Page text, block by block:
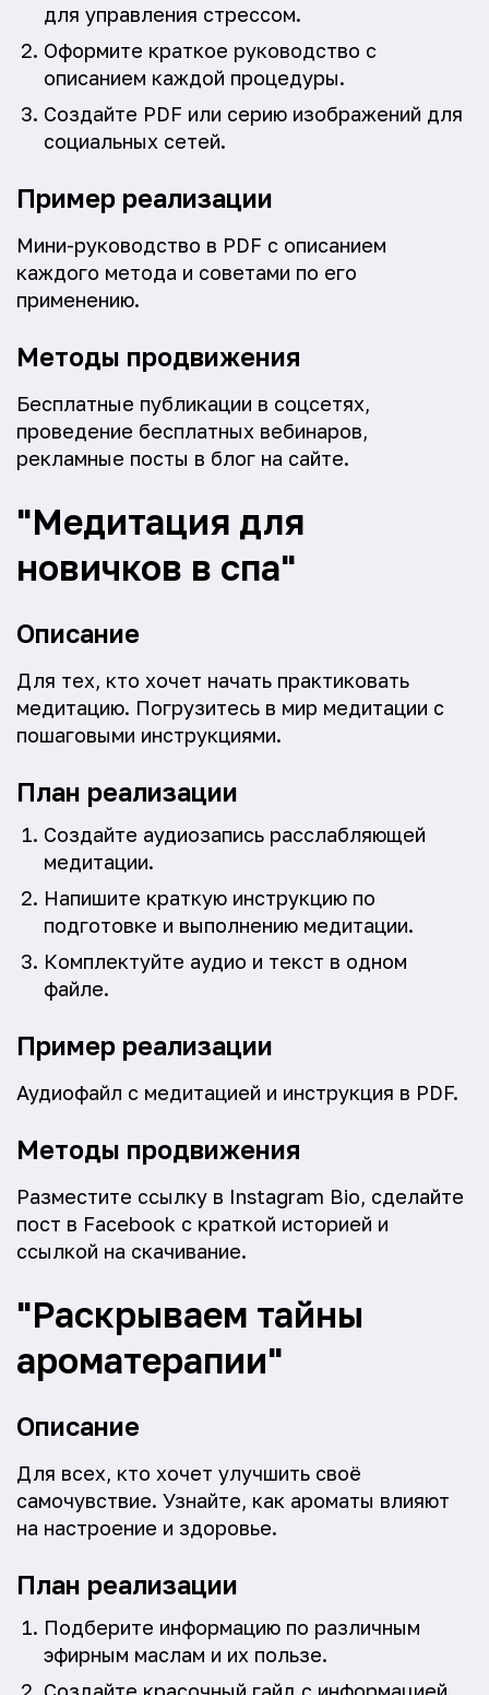
для управления стрессом.
Оформите краткое руководство с
описанием каждой процедуры.
Создайте PDF или серию изображений для
социальных сетей.
Пример реализации
Мини-руководство в PDF с описанием
каждого метода и советами по его
применению.
Методы продвижения
Бесплатные публикации в соцсетях,
проведение бесплатных вебинаров,
рекламные посты в блог на сайте.
"Медитация для
новичков в спа"
Описание
Для тех, кто хочет начать практиковать
медитацию. Погрузитесь в мир медитации с
пошаговыми инструкциями.
План реализации
Создайте аудиозапись расслабляющей
медитации.
Напишите краткую инструкцию по
подготовке и выполнению медитации.
Комплектуйте аудио и текст в одном
файле.
Пример реализации
Аудиофайл с медитацией и инструкция в PDF.
Методы продвижения
Разместите ссылку в Instagram Bio, сделайте
пост в Facebook с краткой историей и
ссылкой на скачивание.
"Раскрываем тайны
ароматерапии"
Описание
Для всех, кто хочет улучшить своё
самочувствие. Узнайте, как ароматы влияют
на настроение и здоровье.
План реализации
Подберите информацию по различным
эфирным маслам и их пользе.